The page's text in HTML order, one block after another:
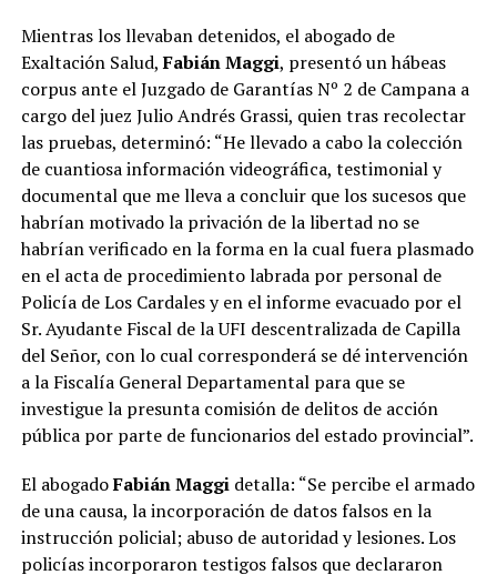
Mientras los llevaban detenidos, el abogado de
Exaltación Salud,Fabián Maggi, presentó un hábeas
corpus ante el Juzgado de Garantías Nº 2 de Campana a
cargo del juez Julio Andrés Grassi, quien tras recolectar
las pruebas, determinó: “He llevado a cabo la colección
de cuantiosa información videográfica, testimonial y
documental que me lleva a concluir que los sucesos que
habrían motivado la privación de la libertad no se
habrían verificado en la forma en la cual fuera plasmado
en el acta de procedimiento labrada por personal de
Policía de Los Cardales y en el informe evacuado por el
Sr. Ayudante Fiscal de la UFI descentralizada de Capilla
del Señor, con lo cual corresponderá se dé intervención
a la Fiscalía General Departamental para que se
investigue la presunta comisión de delitos de acción
pública por parte de funcionarios del estado provincial”.
El abogadoFabián Maggi detalla: “Se percibe el armado
de una causa, la incorporación de datos falsos en la
instrucción policial; abuso de autoridad y lesiones. Los
policías incorporaron testigos falsos que declararon